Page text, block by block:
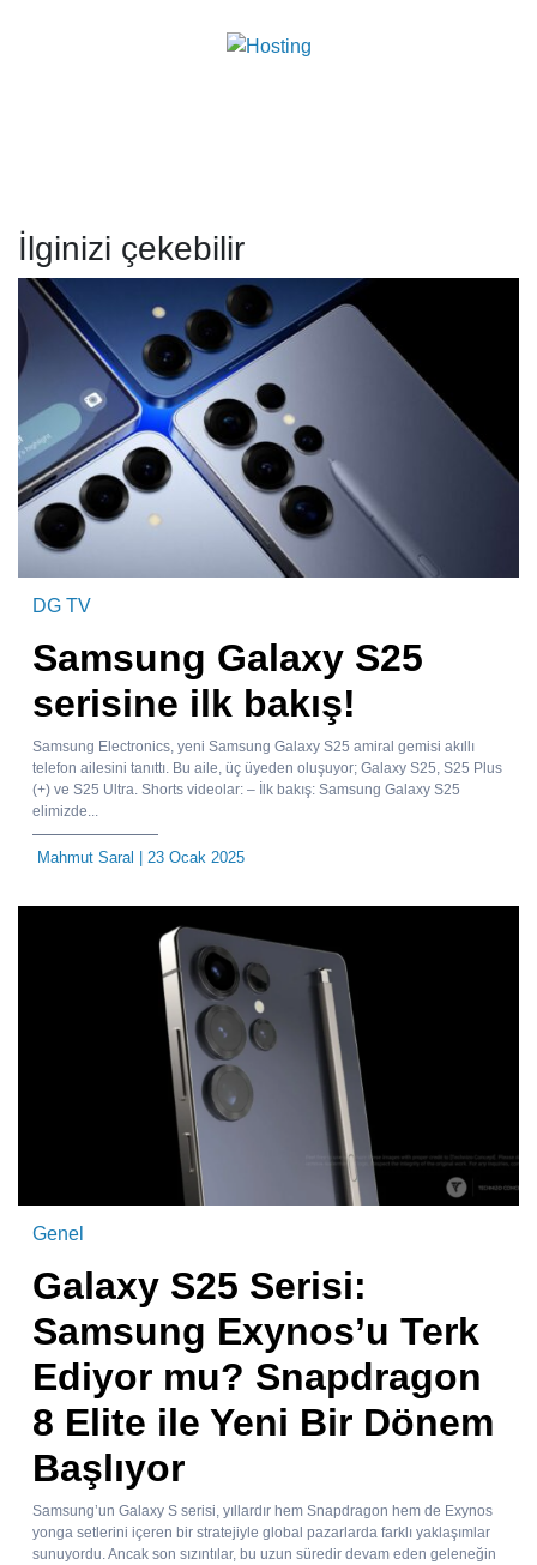
İlginizi çekebilir
DG TV
Samsung Galaxy S25
serisine ilk bakış!
Samsung Electronics, yeni Samsung Galaxy S25 amiral gemisi akıllı
telefon ailesini tanıttı. Bu aile, üç üyeden oluşuyor; Galaxy S25, S25 Plus
(+) ve S25 Ultra. Shorts videolar: – İlk bakış: Samsung Galaxy S25
elimizde...
Mahmut Saral | 23 Ocak 2025
Genel
Galaxy S25 Serisi:
Samsung Exynos’u Terk
Ediyor mu? Snapdragon
8 Elite ile Yeni Bir Dönem
Başlıyor
Samsung’un Galaxy S serisi, yıllardır hem Snapdragon hem de Exynos
yonga setlerini içeren bir stratejiyle global pazarlarda farklı yaklaşımlar
sunuyordu. Ancak son sızıntılar, bu uzun süredir devam eden geleneğin